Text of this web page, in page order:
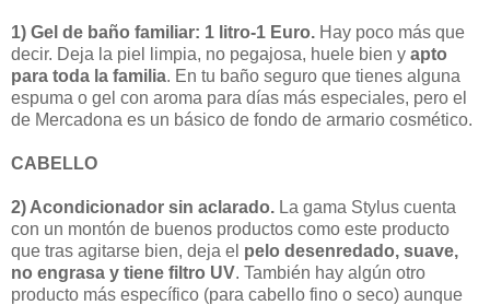
1) Gel de baño familiar: 1 litro-1 Euro. Hay poco más que
decir. Deja la piel limpia, no pegajosa, huele bien y apto
para toda la familia. En tu baño seguro que tienes alguna
espuma o gel con aroma para días más especiales, pero el
de Mercadona es un básico de fondo de armario cosmético.
CABELLO
2) Acondicionador sin aclarado. La gama Stylus cuenta
con un montón de buenos productos como este producto
que tras agitarse bien, deja el pelo desenredado, suave,
no engrasa y tiene filtro UV. También hay algún otro
producto más específico (para cabello fino o seco) aunque